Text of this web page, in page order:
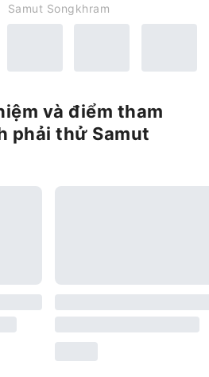
Samut Songkhram
và điểm tham
phải thử Samut